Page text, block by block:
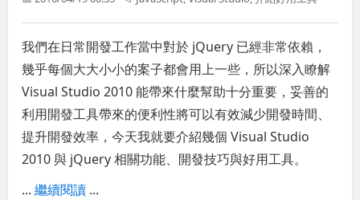
我們在日常開發工作當中對於 jQuery 已經非常依賴，
幾乎每個大大小小的案子都會用上一些，所以深入瞭解
Visual Studio 2010 能帶來什麼幫助十分重要，妥善的
利用開發工具帶來的便利性將可以有效減少開發時間、
提升開發效率，今天我就要介紹幾個 Visual Studio
2010 與 jQuery 相關功能、開發技巧與好用工具。
...繼續閱讀 ...